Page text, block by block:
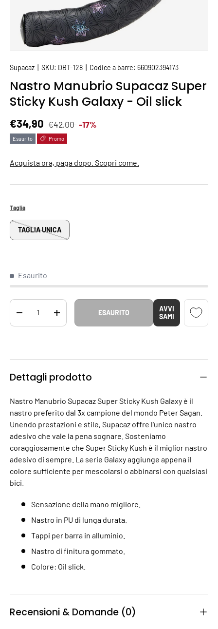
Supacaz SKU: DBT-128 Codice a barre: 660902394173
Nastro Manubrio Supacaz Super
Sticky Kush Galaxy - Oil slick
Prezzo di vendita
€34,90 Prezzo normale
€42,00 -17%
Esaurito Promo
Acquista ora, paga dopo. Scopri come.
Taglia
TAGLIA UNICA
Esaurito
Q.tà
DIMINUIRE LA QUANTITÀAUMENTA LA QUANTITÀ
ESAURITO
AVVI
SAMI
Dettagli prodotto
Nastro Manubrio Supacaz Super Sticky Kush Galaxy è il
nastro preferito dal 3x campione del mondo Peter Sagan.
Unendo prestazioni e stile, Supacaz offre l'unico nastro
adesivo che vale la pena sognare. Sosteniamo
coraggiosamente che Super Sticky Kush è il miglior nastro
adesivo di sempre. La serie Galaxy aggiunge appena il
colore sufficiente per mescolarsi o abbinarsi con qualsiasi
bici.
Sensazione della mano migliore.
Nastro in PU di lunga durata.
Tappi per barra in alluminio.
Nastro di finitura gommato.
Colore: Oil slick.
Recensioni & Domande (0)